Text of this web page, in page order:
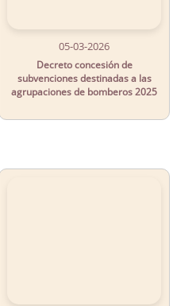
05-03-2026
Decreto concesión de
subvenciones destinadas a las
agrupaciones de bomberos 2025